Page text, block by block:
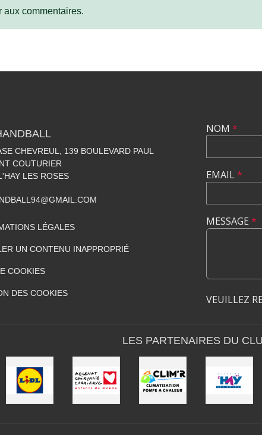
aux commentaires.
CHEVREUL, 139 BOULEVARD PAUL
COUTURIER
LES ROSES
LÉGALES
UN CONTENU INAPPROPRIÉ
COOKIES
DES COOKIES
NOM *
EMAIL*
MESSAGE *
VEUILLEZ
LES PARTENAIRES DU